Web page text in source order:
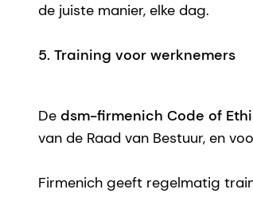
de juiste manier, elke dag.
5. Training voor werknemers
De dsm-firmenich Code of
van de Raad van Bestuur, en
Firmenich geeft regelmatig